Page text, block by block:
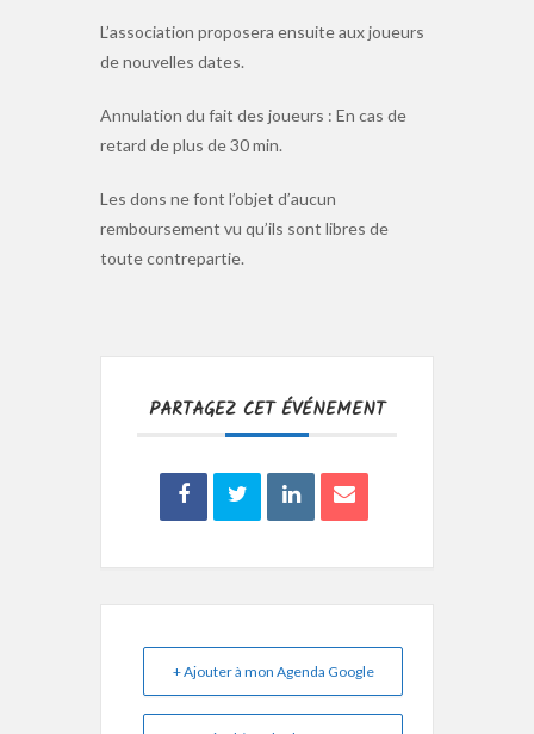
L’association proposera ensuite aux joueurs
de nouvelles dates.
Annulation du fait des joueurs : En cas de
retard de plus de 30 min.
Les dons ne font l’objet d’aucun
remboursement vu qu’ils sont libres de
toute contrepartie.
PARTAGEZ CET ÉVÉNEMENT
+ Ajouter à mon Agenda Google